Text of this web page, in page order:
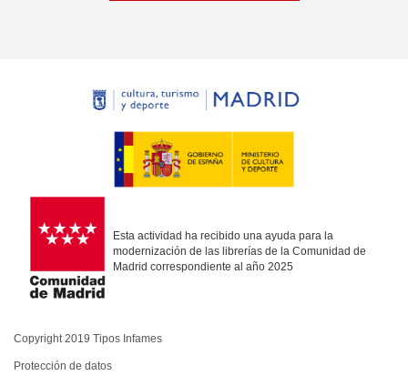
Esta actividad ha recibido una ayuda para la
modernización de las librerías de la Comunidad de
Madrid correspondiente al año 2025
Copyright 2019 Tipos Infames
Protección de datos